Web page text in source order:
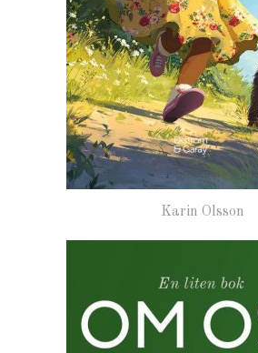
Karin Olsson